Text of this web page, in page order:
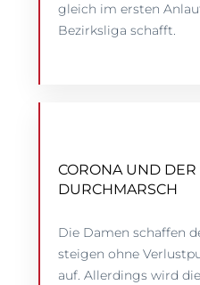
gleich im ersten
Bezirksliga schafft.
CORONA UND
DURCHMARSCH
Die Damen schaffen
steigen ohne
auf. Allerdings wird